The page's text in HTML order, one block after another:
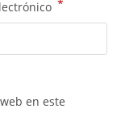
*
en este